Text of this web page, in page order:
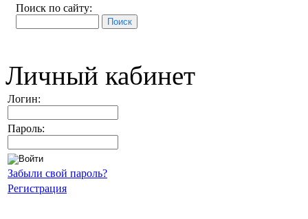
Поиск по сайту:
Личный кабинет
Логин:
Пароль:
Забыли свой пароль?
Регистрация